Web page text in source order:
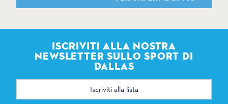
ISCRIVITI ALLA NOSTRA
NEWSLETTER SULLO SPORT DI
DALLAS
Indirizzo
mail